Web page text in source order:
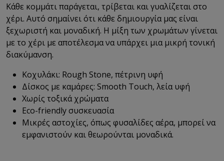
Κάθε κομμάτι παράγεται, τρίβεται και γυαλίζεται στο
χέρι. Αυτό σημαίνει ότι κάθε δημιουργία μας είναι
ξεχωριστή και μοναδική. Η μίξη των χρωμάτων γίνεται
με το χέρι με αποτέλεσμα να υπάρχει μια μικρή τονική
διακύμανση.
Κοχυλάκι: Rough Stone, πέτρινη υφή
Δίσκος με καμάρες: Smooth Touch, λεία υφή
Χωρίς τοξικά χρώματα
Eco-friendlyσυσκευασία
Μικρές αστοχίες, όπως φυσαλίδες αέρα, μπορεί να
εμφανιστούν και θεωρούνται μοναδικά.